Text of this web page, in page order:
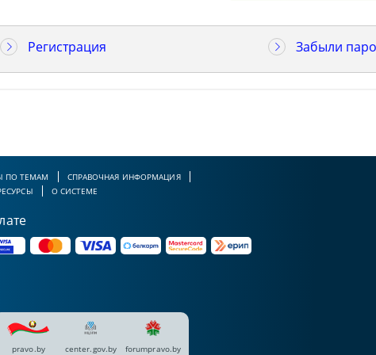
Регистрация Забыли
ПО ТЕМАМ
СПРАВОЧНАЯ ИНФОРМАЦИЯ
О СИСТЕМЕ
pravo.by center.gov.by forumpravo.by